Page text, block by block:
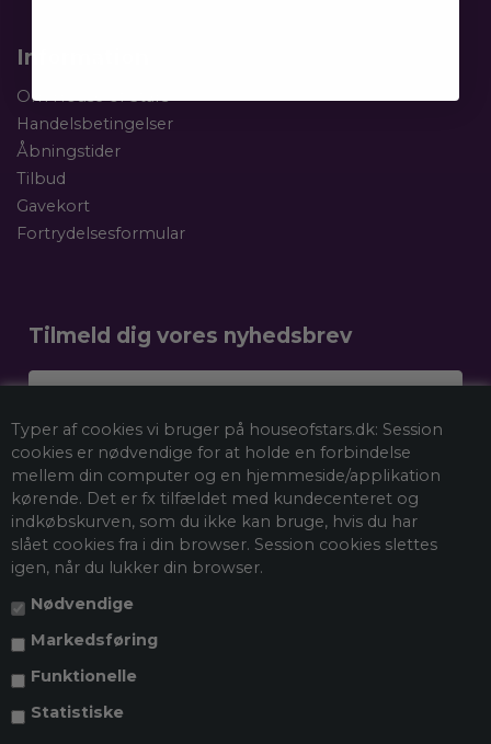
Typer af cookies vi bruger på houseofstars.dk: Session
cookies er nødvendige for at holde en forbindelse
mellem din computer og en hjemmeside/applikation
kørende. Det er fx tilfældet med kundecenteret og
indkøbskurven, som du ikke kan bruge, hvis du har
slået cookies fra i din browser. Session cookies slettes
igen, når du lukker din browser.
Nødvendige
Markedsføring
Funktionelle
Statistiske
Information
Om House of Stars
Handelsbetingelser
Åbningstider
Tilbud
Gavekort
Fortrydelsesformular
Tilmeld dig vores nyhedsbrev
Dit navn
Email
Tilmeld mig nyhedsbrevet
*Ved at tilmelde dig vores nyhedsbrev accepterer du vores
markedsføring via e-mail og spore din adfærd, når du besøger vores
helst.